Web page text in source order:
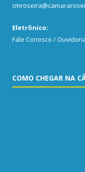
Eletrônico:
Fale Conosco /
COMO CHEGAR NA